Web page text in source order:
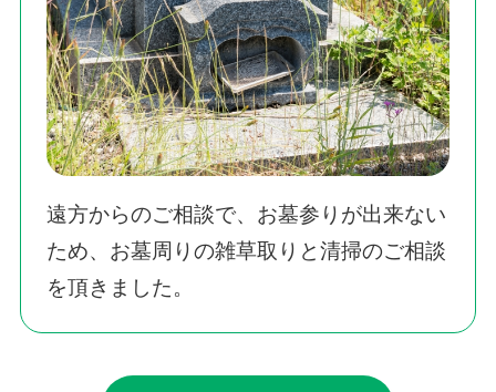
遠方からのご相談で、お墓参りが出来ない
ため、お墓周りの雑草取りと清掃のご相談
を頂きました。